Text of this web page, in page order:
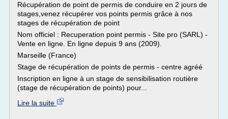
Récupération de point de permis de conduire en 2 jours de
stages,venez récupérer vos points permis grâce à nos
stages de récupération de point
Nom officiel : Recuperation point permis - Site pro (SARL) -
Vente en ligne. En ligne depuis 9 ans (2009).
Marseille (France)
Stage de récupération de points de permis - centre agréé
Inscription en ligne à un stage de sensibilisation routière
(stage de récupération de points) pour...
Lire la suite